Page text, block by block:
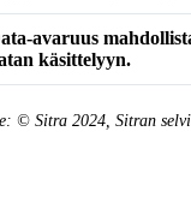
avaruus
käsittelyyn.
© Sitra 2024, Sitran